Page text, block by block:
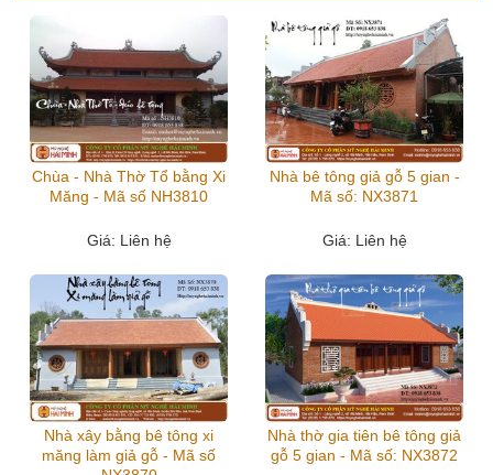
Chùa - Nhà Thờ Tổ bằng Xi
Măng - Mã số NH3810
Giá: Liên hệ
Nhà bê tông giả gỗ 5 gian -
Mã số: NX3871
Giá: Liên hệ
Nhà xây bằng bê tông xi
măng làm giả gỗ - Mã số
Nhà thờ gia tiên bê tông giả
gỗ 5 gian - Mã số: NX3872